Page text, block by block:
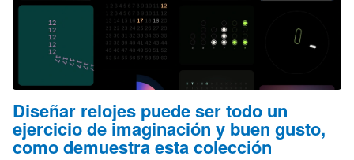
Diseñar relojes puede ser todo un
ejercicio de imaginación y buen gusto,
como demuestra esta colección